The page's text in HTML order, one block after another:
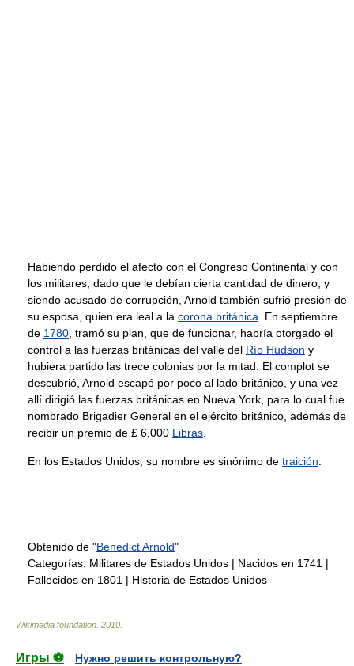
Habiendo perdido el afecto con el Congreso Continental y con
los militares, dado que le debían cierta cantidad de dinero, y
siendo acusado de corrupción, Arnold también sufrió presión de
su esposa, quien era leal a la corona británica . En septiembre
de 1780 , tramó su plan, que de funcionar, habría otorgado el
control a las fuerzas británicas del valle del Río Hudson y
hubiera partido las trece colonias por la mitad. El complot se
descubrió, Arnold escapó por poco al lado británico, y una vez
allí dirigió las fuerzas británicas en Nueva York, para lo cual fue
nombrado Brigadier General en el ejército británico, además de
recibir un premio de £ 6,000 Libras
En los Estados Unidos, su nombre es sinónimo de traición
Obtenido de "Benedict Arnold"
Categorías: Militares de Estados Unidos | Nacidos en 1741 |
Fallecidos en 1801 | Historia de Estados Unidos
Wikimedia foundation 2010
Игры ⚽ Нужно решить контрольную?